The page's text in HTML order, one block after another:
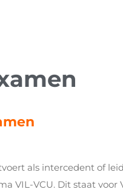
als intercedent of
VIL-VCU. Dit staat